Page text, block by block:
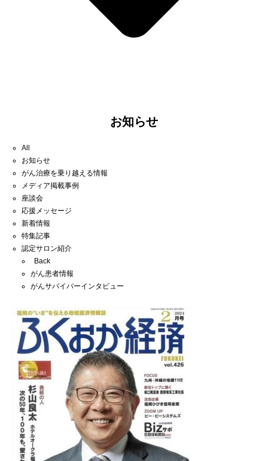
お知らせ
All
お知らせ
がん治療を乗り越える情報
メディア掲載事例
座談会
応援メッセージ
新着情報
特集記事
認定サロン紹介
Back
がん患者情報
がんサバイバーインタビュー